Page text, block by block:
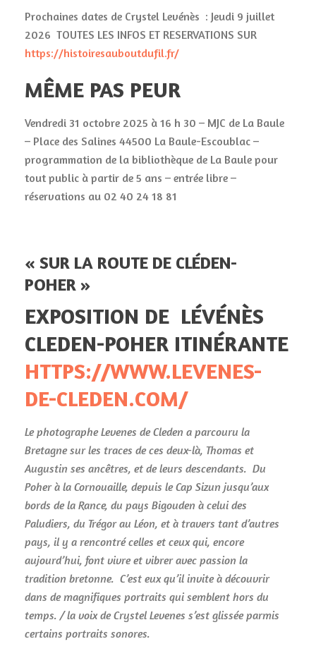
Prochaines dates de Crystel Levénès : Jeudi 9 juillet
2026 TOUTES LES INFOS ET RESERVATIONS SUR
https://histoiresauboutdufil.fr/
MÊME PAS PEUR
Vendredi 31 octobre 2025 à 16 h 30 – MJC de La Baule
– Place des Salines 44500 La Baule-Escoublac –
programmation de la bibliothèque de La Baule pour
tout public à partir de 5 ans – entrée libre –
réservations au 02 40 24 18 81
« SUR LA ROUTE DE CLÉDEN-
POHER »
EXPOSITION DE LÉVÉNÈS
CLEDEN-POHER ITINÉRANTE
HTTPS://WWW.LEVENES-
DE-CLEDEN.COM/
Le photographe Levenes de Cleden a parcouru la
Bretagne sur les traces de ces deux-là, Thomas et
Augustin ses ancêtres, et de leurs descendants. Du
Poher à la Cornouaille, depuis le Cap Sizun jusqu’aux
bords de la Rance, du pays Bigouden à celui des
Paludiers, du Trégor au Léon, et à travers tant d’autres
pays, il y a rencontré celles et ceux qui, encore
aujourd’hui, font vivre et vibrer avec passion la
tradition bretonne. C’est eux qu’il invite à découvrir
dans de magnifiques portraits qui semblent hors du
temps. / la voix de Crystel Levenes s’est glissée parmis
certains portraits sonores.